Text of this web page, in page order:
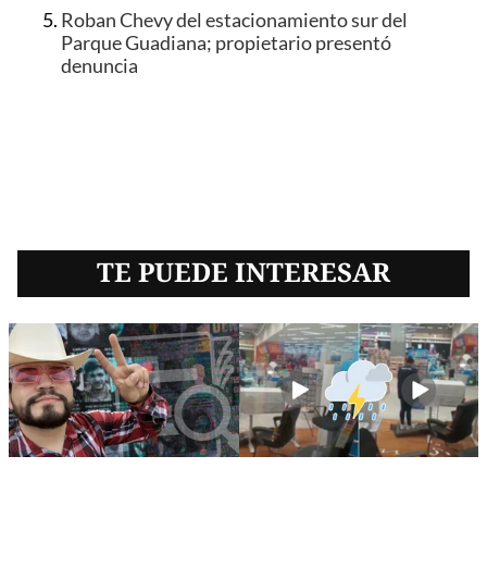
Roban Chevy del estacionamiento sur del
Parque Guadiana; propietario presentó
denuncia
TE PUEDE INTERESAR